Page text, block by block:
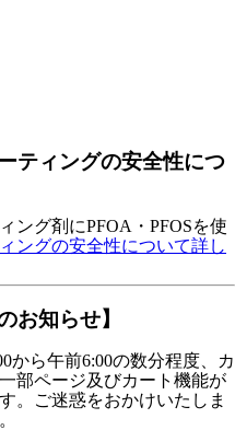
ティングの安全性につ
ング剤にPFOA・PFOSを使
ングの安全性について詳し
お知らせ】
から午前6:00の数分程度、カ
部ページ及びカート機能が
。ご迷惑をおかけいたしま